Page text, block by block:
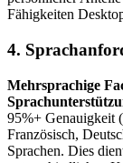
Fähigkeiten
4.
Mehrsprachige
95%+ Genauigkeit
Französisch,
Sprachen. Dies